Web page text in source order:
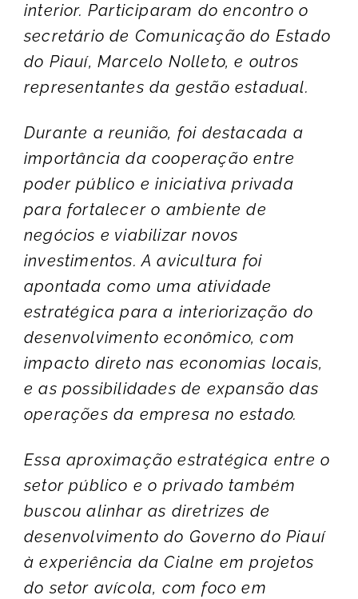
interior. Participaram do encontro o
secretário de Comunicação do Estado
do Piauí, Marcelo Nolleto, e outros
representantes da gestão estadual.
Durante a reunião, foi destacada a
importância da cooperação entre
poder público e iniciativa privada
para fortalecer o ambiente de
negócios e viabilizar novos
investimentos. A avicultura foi
apontada como uma atividade
estratégica para a interiorização do
desenvolvimento econômico, com
impacto direto nas economias locais,
e as possibilidades de expansão das
operações da empresa no estado.
Essa aproximação estratégica entre o
setor público e o privado também
buscou alinhar as diretrizes de
desenvolvimento do Governo do Piauí
à experiência da Cialne em projetos
do setor avícola, com foco em